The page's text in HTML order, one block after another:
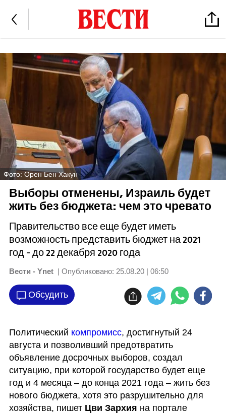
Фото: Орен Бен Хакун
Выборы отменены, Израиль будет
жить без бюджета: чем это чревато
Правительство все еще будет иметь
возможность представить бюджет на 2021
год - до 22 декабря 2020 года
Вести - Ynet | Опубликовано: 25.08.20 | 06:50
Обсудить
Политический компромисс, достигнутый 24
августа и позволивший предотвратить
объявление досрочных выборов, создал
ситуацию, при которой государство будет еще
год и 4 месяца – до конца 2021 года – жить без
нового бюджета, хотя это разрушительно для
хозяйства, пишет Цви Зархия на портале